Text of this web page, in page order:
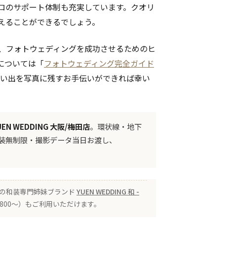
サポート体制も充実しています。クオリ
ことができるでしょう。
ォトウェディングを成功させるためのヒ
ついては「フォトウェディング完全ガイド
出を写真に残すお手伝いができれば幸い
WEDDING 大阪/梅田店。環状線・地下
制限・撮影データ当日お渡し、
和装専門姉妹ブランド YUEN WEDDING 和 -
〜）もご利用いただけます。